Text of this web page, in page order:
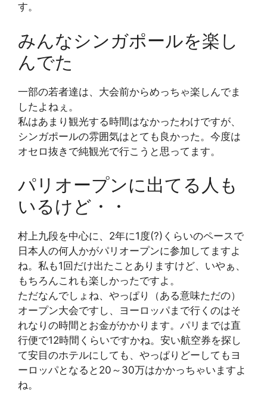
す。
みんなシンガポールを楽し
んでた
一部の若者達は、大会前からめっちゃ楽しんでま
したよねぇ。
私はあまり観光する時間はなかったわけですが、
シンガポールの雰囲気はとても良かった。今度は
オセロ抜きで純観光で行こうと思ってます。
パリオープンに出てる人も
いるけど・・
村上九段を中心に、2年に1度(?)くらいのペースで
日本人の何人かがパリオープンに参加してますよ
ね。私も1回だけ出たことありますけど、いやぁ、
もちろんこれも楽しかったですよ。
ただなんでしょね、やっぱり（ある意味ただの）
オープン大会ですし、ヨーロッパまで行くのはそ
れなりの時間とお金がかかります。パリまでは直
行便で12時間くらいですかね。安い航空券を探し
て安目のホテルにしても、やっぱりどーしてもヨ
ーロッパとなると20～30万はかかっちゃいますよ
ね。